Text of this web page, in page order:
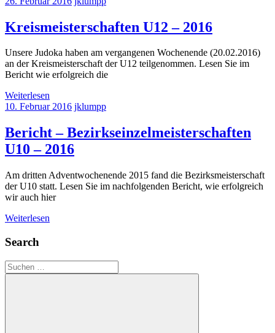
Kreismeisterschaften U12 – 2016
Unsere Judoka haben am vergangenen Wochenende (20.02.2016)
an der Kreismeisterschaft der U12 teilgenommen. Lesen Sie im
Bericht wie erfolgreich die
Weiterlesen
10. Februar 2016 jklumpp
Bericht – Bezirkseinzelmeisterschaften
U10 – 2016
Am dritten Adventwochenende 2015 fand die Bezirksmeisterschaft
der U10 statt. Lesen Sie im nachfolgenden Bericht, wie erfolgreich
wir auch hier
Weiterlesen
Search
Suchen
nach: